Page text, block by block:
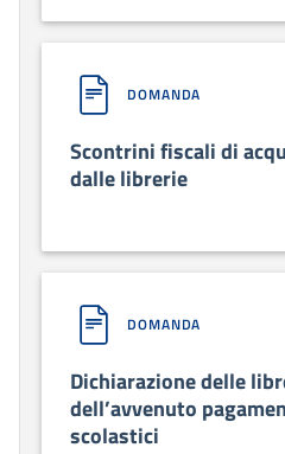
DOMANDA
Scontrini fiscali di
dalle librerie
DOMANDA
Dichiarazione delle
dell’avvenuto
scolastici